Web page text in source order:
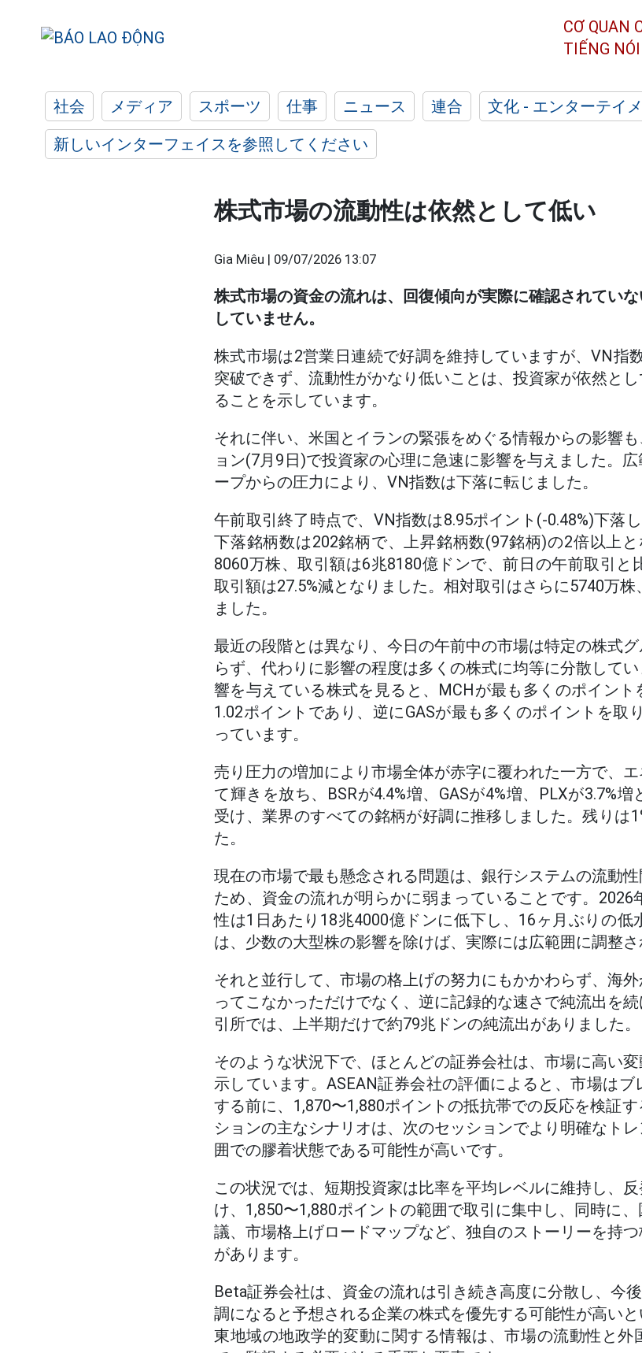
CƠ QUAN
TIẾNG
社会 メディア スポーツ 仕事 ニュース 連合 文化 - エンターテイ
新しいインターフェイスを参照してください
株式市場の流動性は依然として低い
Gia Miêu | 09/07/2026 13:07
株式市場の資金の流れは、回復傾向が実際に確認されてい
していません。
株式市場は2営業日連続で好調を維持していますが、VN指
突破できず、流動性がかなり低いことは、投資家が依然と
ることを示しています。
それに伴い、米国とイランの緊張をめぐる情報からの影響
ョン(7月9日)で投資家の心理に急速に影響を与えました。
ープからの圧力により、VN指数は下落に転じました。
午前取引終了時点で、VN指数は8.95ポイント(-0.48%)下落
下落銘柄数は202銘柄で、上昇銘柄数(97銘柄)の2倍以上
8060万株、取引額は6兆8180億ドンで、前日の午前取引と
取引額は27.5%減となりました。相対取引はさらに5740万
ました。
最近の段階とは異なり、今日の午前中の市場は特定の株式
らず、代わりに影響の程度は多くの株式に均等に分散して
響を与えている株式を見ると、MCHが最も多くのポイン
1.02ポイントであり、逆にGASが最も多くのポイントを取
っています。
売り圧力の増加により市場全体が赤字に覆われた一方で、
て輝きを放ち、BSRが4.4%増、GASが4%増、PLXが3.7%
受け、業界のすべての銘柄が好調に推移しました。残りは
た。
現在の市場で最も懸念される問題は、銀行システムの流動
ため、資金の流れが明らかに弱まっていることです。2026
性は1日あたり18兆4000億ドンに低下し、16ヶ月ぶりの低
は、少数の大型株の影響を除けば、実際には広範囲に調整さ
それと並行して、市場の格上げの努力にもかかわらず、海
ってこなかっただけでなく、逆に記録的な速さで純流出を
引所では、上半期だけで約79兆ドンの純流出がありました。
そのような状況下で、ほとんどの証券会社は、市場に高い
示しています。ASEAN証券会社の評価によると、市場は
する前に、1,870〜1,880ポイントの抵抗帯での反応を検証
ションの主なシナリオは、次のセッションでより明確なト
囲での膠着状態である可能性が高いです。
この状況では、短期投資家は比率を平均レベルに維持し、
け、1,850〜1,880ポイントの範囲で取引に集中し、同時に
議、市場格上げロードマップなど、独自のストーリーを持
があります。
Beta証券会社は、資金の流れは引き続き高度に分散し、今
調になると予想される企業の株式を優先する可能性が高い
東地域の地政学的変動に関する情報は、市場の流動性と外